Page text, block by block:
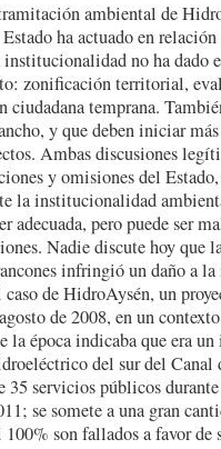
ambiental de
ha actuado en
no ha dado
zonificación territorial,
temprana.
y que deben iniciar
Ambas discusiones
y omisiones del
la institucionalidad
adecuada, pero puede ser
Nadie discute hoy que
infringió un daño a
de HidroAysén, un
de 2008, en un
la época indicaba que era
del sur del Canal
35 servicios públicos
se somete a una gran
son fallados a favor de